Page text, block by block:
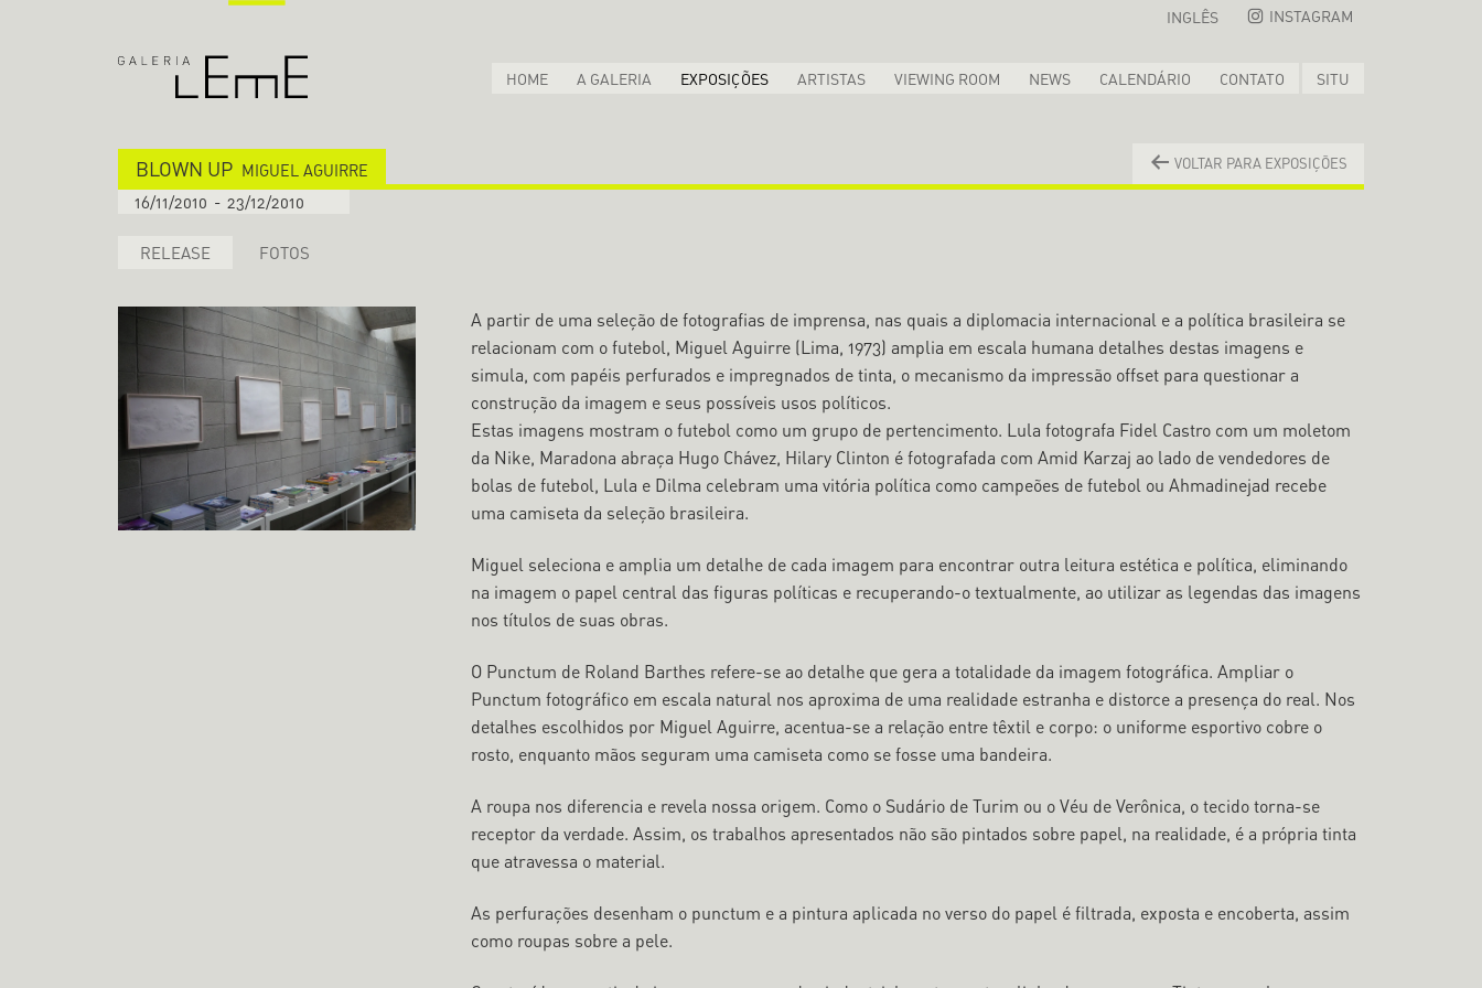
INGLÊS INSTAGRAM
HOME A GALERIA EXPOSIÇÕES ARTISTAS VIEWING ROOM NEWS CALENDÁRIO CONTATO SITU
BLOWN UP MIGUEL AGUIRRE
16/11/2010 - 23/12/2010
VOLTAR PARA EXPOSIÇÕES
RELEASE FOTOS
A partir de uma seleção de fotografias de imprensa, nas quais a diplomacia internacional e a política brasileira se
relacionam com o futebol, Miguel Aguirre (Lima, 1973) amplia em escala humana detalhes destas imagens e
simula, com papéis perfurados e impregnados de tinta, o mecanismo da impressão offset para questionar a
construção da imagem e seus possíveis usos políticos.
Estas imagens mostram o futebol como um grupo de pertencimento. Lula fotografa Fidel Castro com um moletom
da Nike, Maradona abraça Hugo Chávez, Hilary Clinton é fotografada com Amid Karzaj ao lado de vendedores de
bolas de futebol, Lula e Dilma celebram uma vitória política como campeões de futebol ou Ahmadinejad recebe
uma camiseta da seleção brasileira.
Miguel seleciona e amplia um detalhe de cada imagem para encontrar outra leitura estética e política, eliminando
na imagem o papel central das figuras políticas e recuperando-o textualmente, ao utilizar as legendas das imagens
nos títulos de suas obras.
O Punctum de Roland Barthes refere-se ao detalhe que gera a totalidade da imagem fotográfica. Ampliar o
Punctum fotográfico em escala natural nos aproxima de uma realidade estranha e distorce a presença do real. Nos
detalhes escolhidos por Miguel Aguirre, acentua-se a relação entre têxtil e corpo: o uniforme esportivo cobre o
rosto, enquanto mãos seguram uma camiseta como se fosse uma bandeira.
A roupa nos diferencia e revela nossa origem. Como o Sudário de Turim ou o Véu de Verônica, o tecido torna-se
receptor da verdade. Assim, os trabalhos apresentados não são pintados sobre papel, na realidade, é a própria tinta
que atravessa o material.
As perfurações desenham o punctum e a pintura aplicada no verso do papel é filtrada, exposta e encoberta, assim
como roupas sobre a pele.